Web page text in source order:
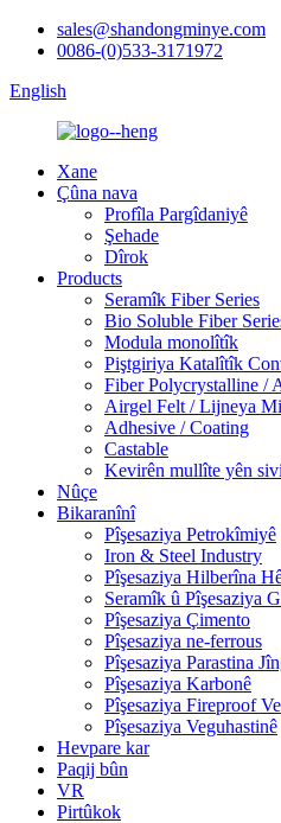
sales@shandongminye.com
0086-(0)533-3171972
English
Xane
Çûna nava
Profîla Pargîdaniyê
Şehade
Dîrok
Products
Seramîk Fiber Series
Bio Soluble Fiber
Modula monolîtîk
Piştgiriya Katalîtîk
Fiber Polycrystalline /
Airgel Felt / Lijneya
Adhesive / Coating
Castable
Kevirên mullîte yên
Nûçe
Bikaranînî
Pîşesaziya Petrokîmiyê
Iron & Steel Industry
Pîşesaziya Hilberîna
Seramîk û Pîşesaziya
Pîşesaziya Çimento
Pîşesaziya ne-ferrous
Pîşesaziya Parastina
Pîşesaziya Karbonê
Pîşesaziya Fireproof
Pîşesaziya Veguhastinê
Hevpare kar
Paqij bûn
VR
Pirtûkok